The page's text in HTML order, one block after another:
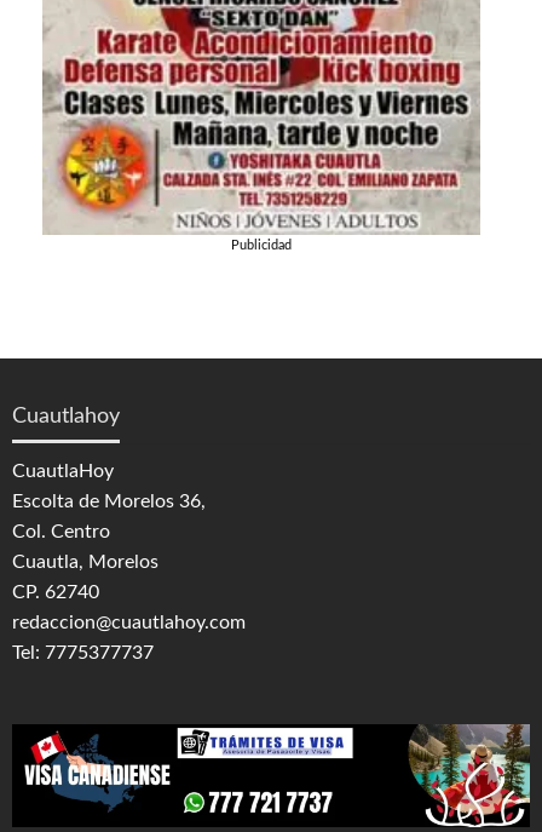
Publicidad
Cuautlahoy
CuautlaHoy
Escolta de Morelos 36,
Col. Centro
Cuautla, Morelos
CP. 62740
redaccion@cuautlahoy.com
Tel: 7775377737